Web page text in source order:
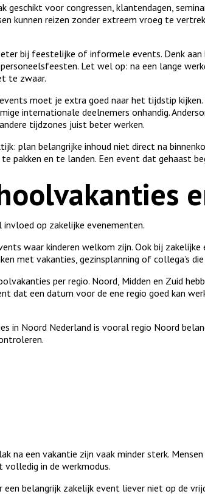
geschikt voor congressen, klantendagen,
kunnen reizen zonder extreem vroeg te
bij feestelijke of informele events. Denk aan
Let wel op: na een lange
te zwaar.
moet je extra goed naar het tijdstip
internationale deelnemers onhandig.
tijdzones juist beter werken.
plan belangrijke inhoud niet direct na
pakken en te landen. Een event dat gehaast
op zakelijke evenementen.
waar kinderen welkom zijn. Ook bij
met vakanties, gezinsplanning of collega’s
per regio. Noord, Midden en Zuid
dat een datum voor de ene regio goed kan
in Noord Nederland is vooral regio Noord
na een vakantie zijn vaak minder sterk.
in de werkmodus.
een belangrijk zakelijk event liever niet op de